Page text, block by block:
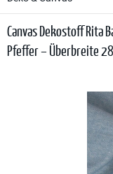
Canvas Dekostoff Rita
Pfeffer – Überbreite